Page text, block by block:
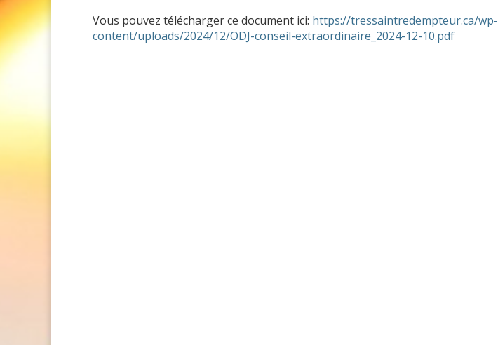
Vous pouvez télécharger ce document ici: https://tressaintredempteur.ca/wp-
content/uploads/2024/12/ODJ-conseil-extraordinaire_2024-12-10.pdf